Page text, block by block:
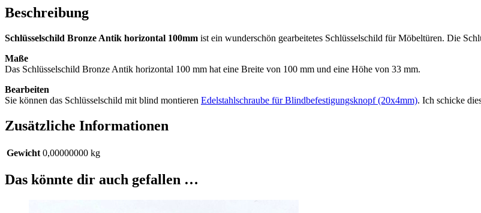
Beschreibung
Schlüsselschild Bronze Antik horizontal 100mm ist ein wunderschön gearbeitetes Schlüsselschild für Möbeltüren. Die
Maße
Das Schlüsselschild Bronze Antik horizontal 100 mm hat eine Breite von 100 mm und eine Höhe von 33 mm.
Bearbeiten
Sie können das Schlüsselschild mit blind montieren Edelstahlschraube für Blindbefestigungsknopf (20x4mm). Ich schicke
Zusätzliche Informationen
Gewicht 0,00000000 kg
Das könnte dir auch gefallen …